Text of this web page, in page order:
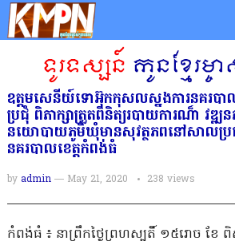
ឧត្តមសេនីយ៍ទោអ៊ុកកុសលស្នងការនគរបាល
ប្រជុំ ពិភាក្សាត្រួតពិនិត្យរបាយការណ៏ា វឌ្ឍ
នយោបាយភូមិឃុំមានសុវត្ថភពនៅសាលប្រជុំ
នគរបាលខេត្តកំពង់ធំ
by admin — May 21, 2020 238 views
កំពង់ធំ ៖ នា​ព្រឹក​ថ្ងៃ​ព្រហស្បតិ៍ ១៥​រោច ខែ